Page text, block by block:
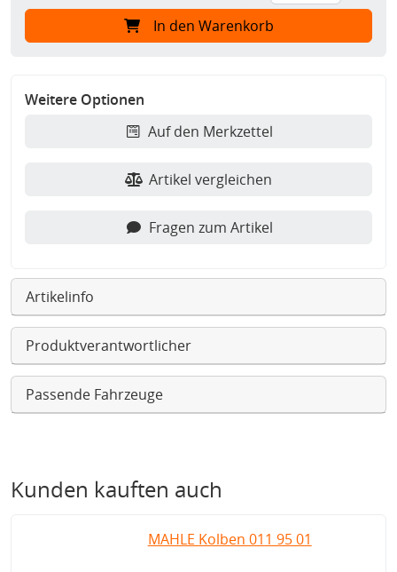
In den Warenkorb
Weitere Optionen
Auf den Merkzettel
Artikel vergleichen
Fragen zum Artikel
Artikelinfo
Produktverantwortlicher
Passende Fahrzeuge
Kunden kauften auch
MAHLE Kolben 011 95 01